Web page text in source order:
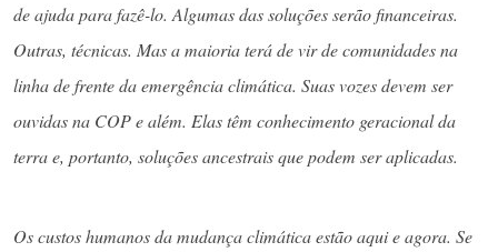
de ajuda para fazê-lo. Algumas das soluções serão financeiras.
Outras, técnicas. Mas a maioria terá de vir de comunidades na
linha de frente da emergência climática. Suas vozes devem ser
ouvidas na COP e além. Elas têm conhecimento geracional da
terra e, portanto, soluções ancestrais que podem ser aplicadas.
Os custos humanos da mudança climática estão aqui e agora. Se